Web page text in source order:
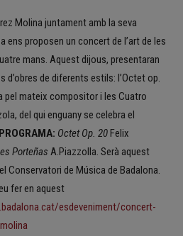
Molina juntament amb la seva
ens proposen un concert de l’art de les
mans. Aquest dijous, presentaran
de diferents estils: l’Octet op.
pel mateix compositor i les Cuatro
del qui enguany se celebra el
PROGRAMA: Octet Op. 20Felix
Porteñas A.Piazzolla. Serà aquest
Conservatori de Música de Badalona.
fer en aquest
esdeveniment/concert-